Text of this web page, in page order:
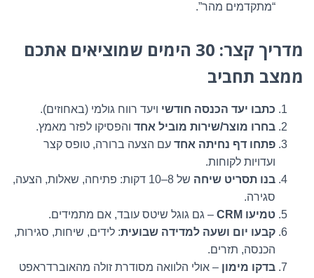
“מתקדמים מהר”.
מדריך קצר: 30 הימים שמוציאים אתכם
ממצב תחביב
כתבו יעד הכנסה חודשי ויעד רווח גולמי (באחוזים).
בחרו מוצר/שירות מוביל אחד והפסיקו לפזר מאמץ.
פתחו דף נחיתה אחד עם הצעה ברורה, טופס קצר
ועדויות לקוחות.
בנו תסריט שיחה
של 8–10 דקות: פתיחה, שאלות, הצעה,
סגירה.
טמיעו CRM
– גם גוגל שיטס עובד, אם מתמידים.
קבעו יום ושעה למדידה שבועית: לידים, שיחות, סגירות,
הכנסה, תזרים.
בדקו מימון – אולי הלוואה מסודרת זולה מהאוברדראפט